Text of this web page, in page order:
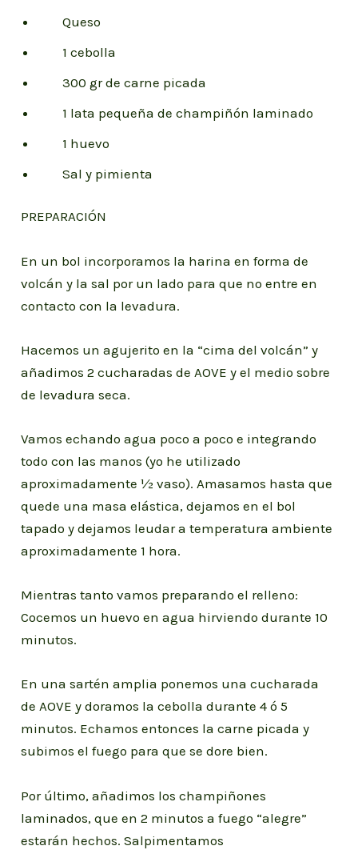
Queso
1 cebolla
300 gr de carne picada
1 lata pequeña de champiñón laminado
1 huevo
Sal y pimienta
PREPARACIÓN
En un bol incorporamos la harina en forma de
volcán y la sal por un lado para que no entre en
contacto con la levadura.
Hacemos un agujerito en la “cima del volcán” y
añadimos 2 cucharadas de AOVE y el medio sobre
de levadura seca.
Vamos echando agua poco a poco e integrando
todo con las manos (yo he utilizado
aproximadamente ½ vaso). Amasamos hasta que
quede una masa elástica, dejamos en el bol
tapado y dejamos leudar a temperatura ambiente
aproximadamente 1 hora.
Mientras tanto vamos preparando el relleno:
Cocemos un huevo en agua hirviendo durante 10
minutos.
En una sartén amplia ponemos una cucharada
de AOVE y doramos la cebolla durante 4 ó 5
minutos. Echamos entonces la carne picada y
subimos el fuego para que se dore bien.
Por último, añadimos los champiñones
laminados, que en 2 minutos a fuego “alegre”
estarán hechos. Salpimentamos